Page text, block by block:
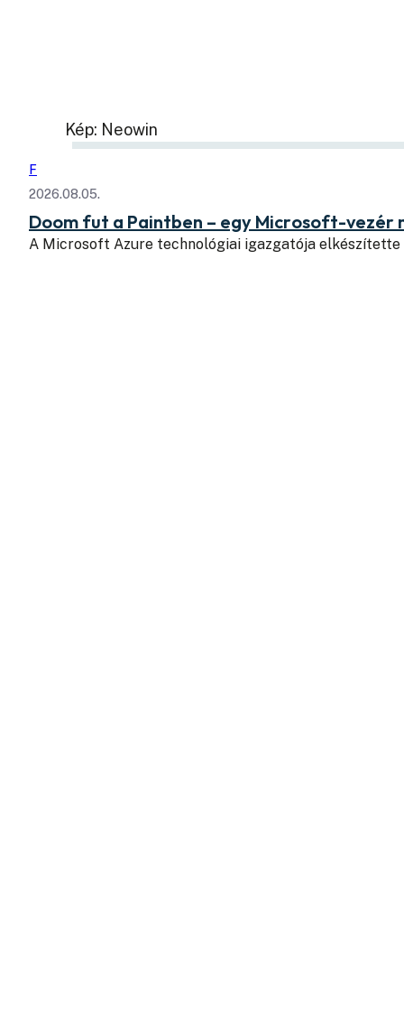
Kép: Neowin
F
2026.08.05.
Doom fut a Paintben – egy Microsoft-vezér
A Microsoft Azure technológiai igazgatója elkészítette